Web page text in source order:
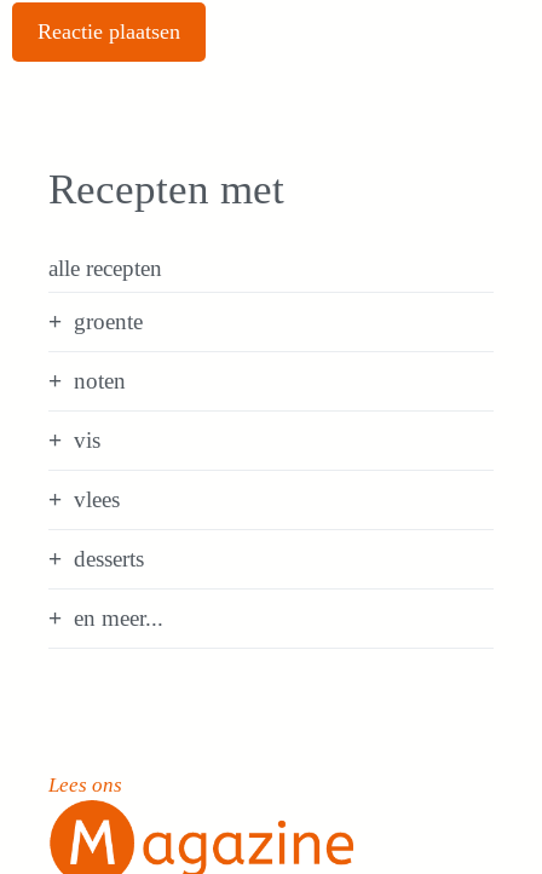
Recepten met
alle recepten
groente
noten
vis
vlees
desserts
en meer...
Lees ons